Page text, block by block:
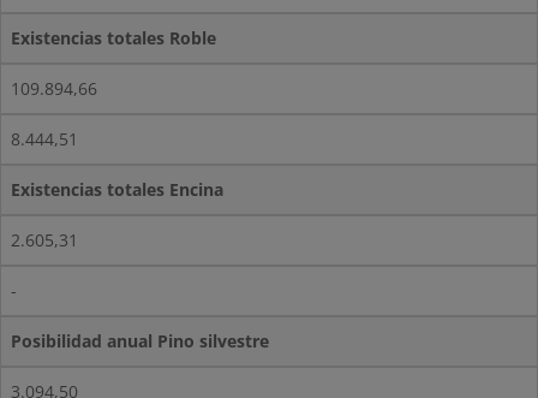
Existencias totales Roble
109.894,66
8.444,51
Existencias totales Encina
2.605,31
-
Posibilidad anual Pino silvestre
3.094,50